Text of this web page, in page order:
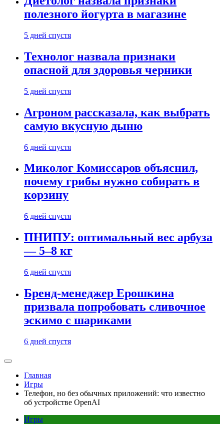
полезного йогурта в магазине
5 дней спустя
Технолог назвала признаки
опасной для здоровья черники
5 дней спустя
Агроном рассказала, как выбрать
самую вкусную дыню
6 дней спустя
Миколог Комиссаров объяснил,
почему грибы нужно собирать в
корзину
6 дней спустя
ПНИПУ: оптимальный вес арбуза
— 5–8 кг
6 дней спустя
Бренд-менеджер Ерошкина
призвала попробовать сливочное
эскимо с шариками
6 дней спустя
Главная
Игры
Телефон, но без обычных приложений: что известно
об устройстве OpenAI
Игры